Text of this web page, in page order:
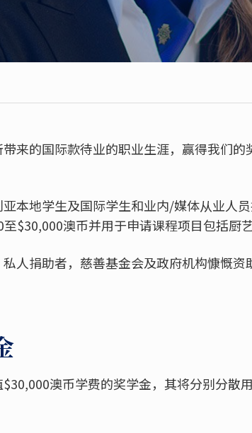
来的国际款待业的职业生涯，赢得我们
本地学生及国际学生和业内/媒体从业人
$30,000澳币并用于申请课程项目包括厨
人捐助者，慈善基金会及政府机构慷慨资
澳币学费的奖学金，其将分别分散